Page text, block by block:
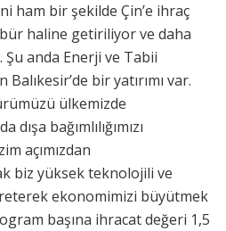
ham bir şekilde Çin’e ihraç
haline getiriliyor ve daha
Şu anda Enerji ve Tabii
Balıkesir’de bir yatırımı var.
ülkemizde
bağımlılığımızı
açımızdan
biz yüksek teknolojili ve
ekonomimizi büyütmek
başına ihracat değeri 1,5